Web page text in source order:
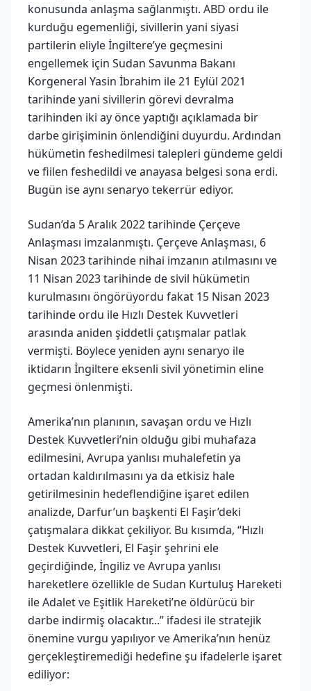
konusunda anlaşma sağlanmıştı. ABD ordu ile
kurduğu egemenliği, sivillerin yani siyasi
partilerin eliyle İngiltere’ye geçmesini
engellemek için Sudan Savunma Bakanı
Korgeneral Yasin İbrahim ile 21 Eylül 2021
tarihinde yani sivillerin görevi devralma
tarihinden iki ay önce yaptığı açıklamada bir
darbe girişiminin önlendiğini duyurdu. Ardından
hükümetin feshedilmesi talepleri gündeme geldi
ve fiilen feshedildi ve anayasa belgesi sona erdi.
Bugün ise aynı senaryo tekerrür ediyor.
Sudan’da 5 Aralık 2022 tarihinde Çerçeve
Anlaşması imzalanmıştı. Çerçeve Anlaşması, 6
Nisan 2023 tarihinde nihai imzanın atılmasını ve
11 Nisan 2023 tarihinde de sivil hükümetin
kurulmasını öngörüyordu fakat 15 Nisan 2023
tarihinde ordu ile Hızlı Destek Kuvvetleri
arasında aniden şiddetli çatışmalar patlak
vermişti. Böylece yeniden aynı senaryo ile
iktidarın İngiltere eksenli sivil yönetimin eline
geçmesi önlenmişti.
Amerika’nın planının, savaşan ordu ve Hızlı
Destek Kuvvetleri’nin olduğu gibi muhafaza
edilmesini, Avrupa yanlısı muhalefetin ya
ortadan kaldırılmasını ya da etkisiz hale
getirilmesinin hedeflendiğine işaret edilen
analizde, Darfur’un başkenti El Faşir’deki
çatışmalara dikkat çekiliyor. Bu kısımda, “Hızlı
Destek Kuvvetleri, El Faşir şehrini ele
geçirdiğinde, İngiliz ve Avrupa yanlısı
hareketlere özellikle de Sudan Kurtuluş Hareketi
ile Adalet ve Eşitlik Hareketi’ne öldürücü bir
darbe indirmiş olacaktır...” ifadesi ile stratejik
önemine vurgu yapılıyor ve Amerika’nın henüz
gerçekleştiremediği hedefine şu ifadelerle işaret
ediliyor: